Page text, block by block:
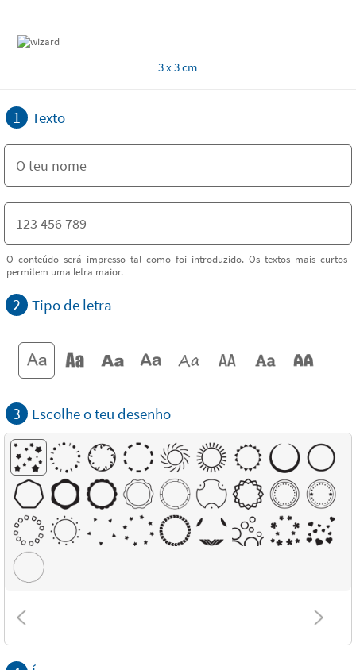
3 x 3 cm
1 Texto
O conteúdo será impresso tal como foi introduzido. Os textos mais curtos
permitem uma letra maior.
2 Tipo de letra
3 Escolhe o teu desenho